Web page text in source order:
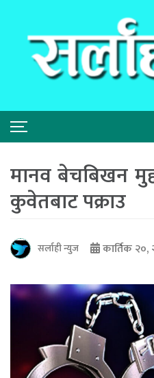
मानव बेचबिखन
कुवेतबाट पक्राउ
सर्लाही न्युज कार्तिक २०,